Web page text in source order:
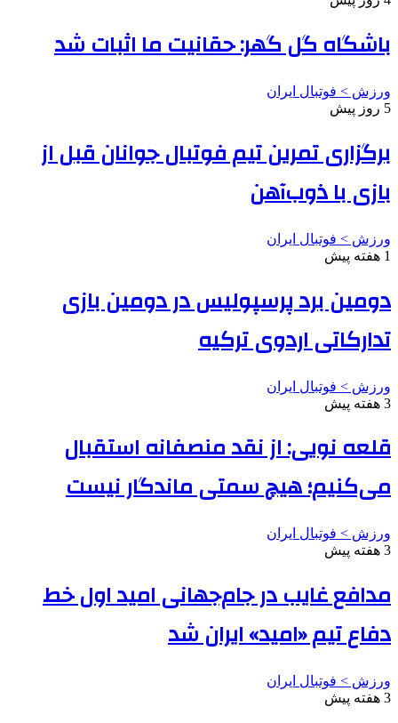
باشگاه گل گهر: حقانیت ما اثبات شد
ورزش > فوتبال ایران
5 روز پیش
برگزاری تمرین تیم فوتبال جوانان قبل از
بازی با ذوب‌آهن
ورزش > فوتبال ایران
1 هفته پیش
دومین برد پرسپولیس در دومین بازی
تدارکاتی اردوی ترکیه
ورزش > فوتبال ایران
3 هفته پیش
قلعه نویی: از نقد منصفانه استقبال
می‌کنیم؛ هیچ سمتی ماندگار نیست
ورزش > فوتبال ایران
3 هفته پیش
مدافع غایب در جام‌جهانی امید اول خط
دفاع تیم «امید» ایران شد
ورزش > فوتبال ایران
3 هفته پیش